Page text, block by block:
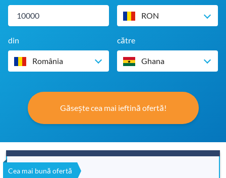
RON
din
România
către
Ghana
Găsește cea mai ieftină ofertă!
Cea mai bună ofertă